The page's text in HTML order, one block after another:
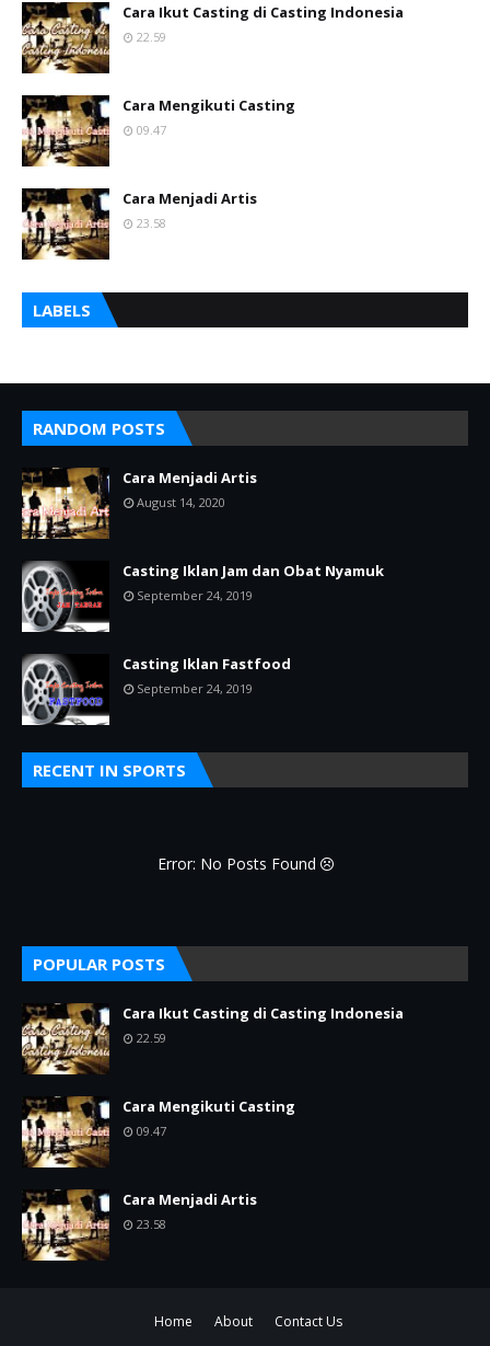
Cara Ikut Casting di Casting Indonesia
22.59
Cara Mengikuti Casting
09.47
Cara Menjadi Artis
23.58
LABELS
RANDOM POSTS
Cara Menjadi Artis
August 14, 2020
Casting Iklan Jam dan Obat Nyamuk
September 24, 2019
Casting Iklan Fastfood
September 24, 2019
RECENT IN SPORTS
Error: No Posts Found
POPULAR POSTS
Cara Ikut Casting di Casting Indonesia
22.59
Cara Mengikuti Casting
09.47
Cara Menjadi Artis
23.58
Home About Contact Us